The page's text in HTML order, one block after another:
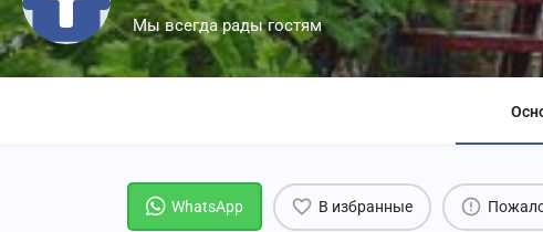
Мы всегда рады гостям
WhatsApp В избранные